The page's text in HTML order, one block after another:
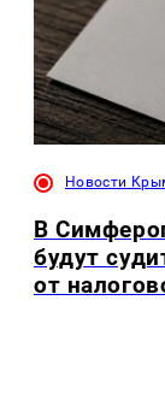
Новости
В
будут
от